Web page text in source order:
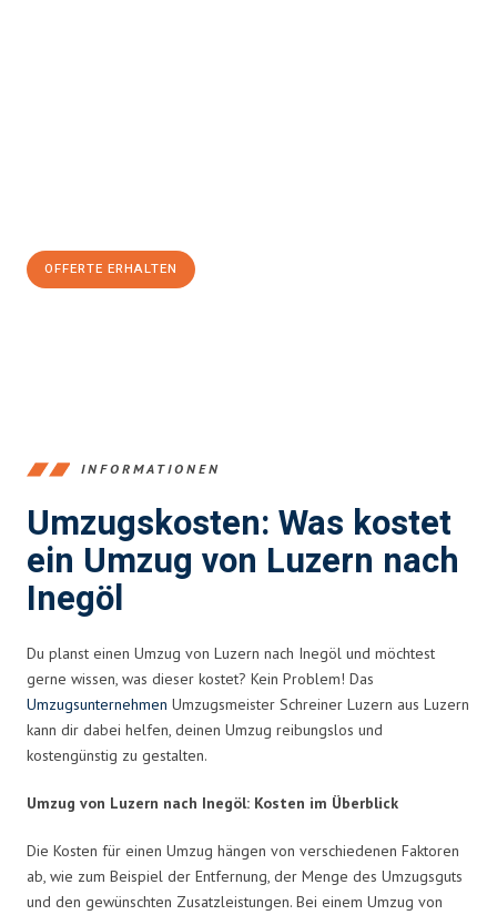
OFFERTE ERHALTEN
INFORMATIONEN
Umzugskosten: Was kostet
ein Umzug von Luzern nach
Inegöl
Du planst einen Umzug von Luzern nach Inegöl und möchtest
gerne wissen, was dieser kostet? Kein Problem! Das
Umzugsunternehmen Umzugsmeister Schreiner Luzern aus Luzern
kann dir dabei helfen, deinen Umzug reibungslos und
kostengünstig zu gestalten.
Umzug von Luzern nach Inegöl: Kosten im Überblick
Die Kosten für einen Umzug hängen von verschiedenen Faktoren
ab, wie zum Beispiel der Entfernung, der Menge des Umzugsguts
und den gewünschten Zusatzleistungen. Bei einem Umzug von